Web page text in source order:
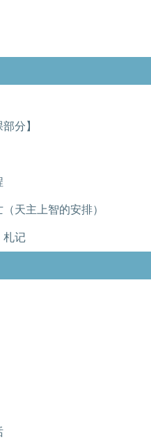
分】
天主上智的安排）
札记